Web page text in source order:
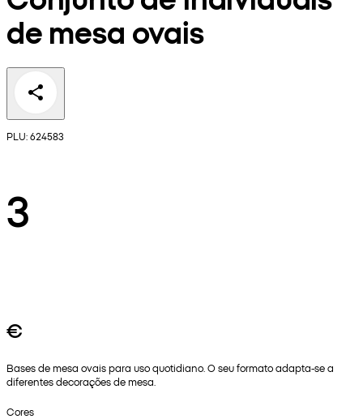
de mesa ovais
PLU: 624583
3
€
Bases de mesa ovais para uso quotidiano. O seu formato adapta-se a
diferentes decorações de mesa.
Cores